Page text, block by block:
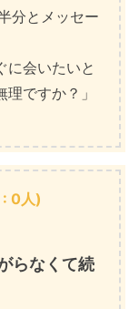
分とメッセー
に会いたいと
ですか？」
: 0人)
らなくて続